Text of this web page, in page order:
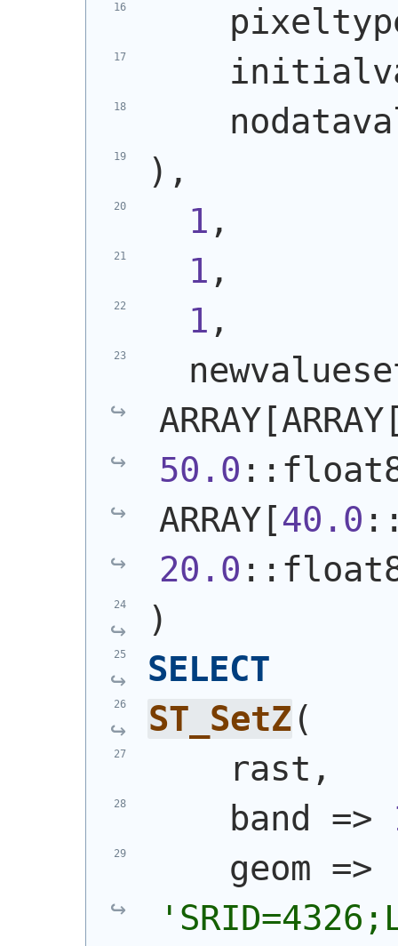
) ,
1 ,
1 ,
1 ,
50.0
ARRAY[40.0
20.0
)
SELECT
ST_SetZ (
    rast,
    band =>
'